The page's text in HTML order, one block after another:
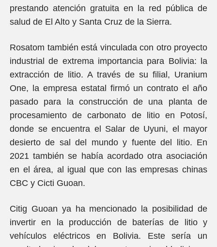
prestando atención gratuita en la red pública de
salud de El Alto y Santa Cruz de la Sierra.
Rosatom también está vinculada con otro proyecto
industrial de extrema importancia para Bolivia: la
extracción de litio. A través de su filial, Uranium
One, la empresa estatal firmó un contrato el año
pasado para la construcción de una planta de
procesamiento de carbonato de litio en Potosí,
donde se encuentra el Salar de Uyuni, el mayor
desierto de sal del mundo y fuente del litio. En
2021 también se había acordado otra asociación
en el área, al igual que con las empresas chinas
CBC y Cicti Guoan.
Citig Guoan ya ha mencionado la posibilidad de
invertir en la producción de baterías de litio y
vehículos eléctricos en Bolivia. Este sería un